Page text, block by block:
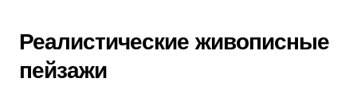
Реалистические живописные
пейзажи